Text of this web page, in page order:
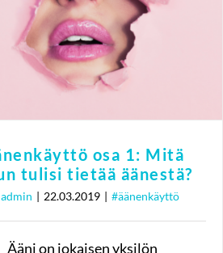
sinun tulisi tietää
äänestä?
#äänenkäyttö
osa 1: Mitä
tulisi tietää äänestä?
admin | 22.03.2019 | #äänenkäyttö
Ääni on jokaisen yksilön